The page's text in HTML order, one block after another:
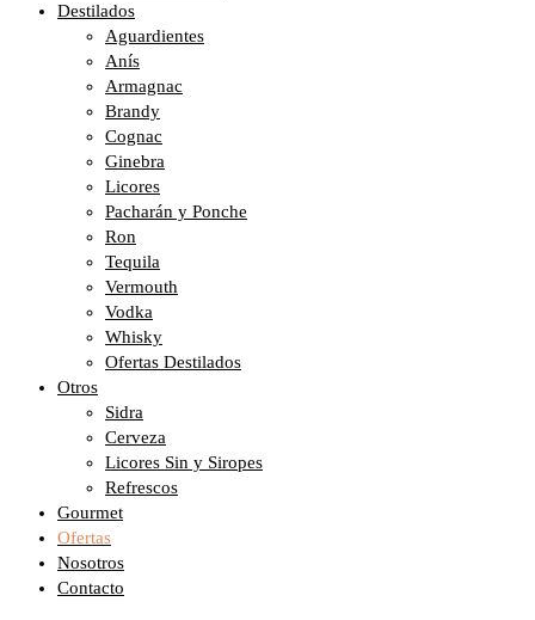
Destilados
Aguardientes
Anís
Armagnac
Brandy
Cognac
Ginebra
Licores
Pacharán y Ponche
Ron
Tequila
Vermouth
Vodka
Whisky
Ofertas Destilados
Otros
Sidra
Cerveza
Licores Sin y Siropes
Refrescos
Gourmet
Ofertas
Nosotros
Contacto